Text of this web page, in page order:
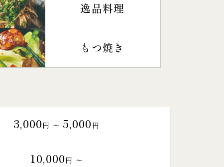
逸品料理
もつ焼き
3,000円 〜 5,000円
10,000円 〜